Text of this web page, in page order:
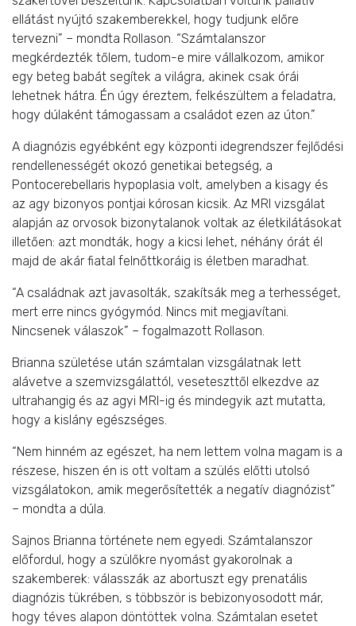
ellátást nyújtó szakemberekkel, hogy tudjunk előre
tervezni” – mondta Rollason. “Számtalanszor
megkérdezték tőlem, tudom-e mire vállalkozom, amikor
egy beteg babát segítek a világra, akinek csak órái
lehetnek hátra. Én úgy éreztem, felkészültem a feladatra,
hogy dúlaként támogassam a családot ezen az úton.”
A diagnózis egyébként egy központi idegrendszer fejlődési
rendellenességét okozó genetikai betegség, a
Pontocerebellaris hypoplasia volt, amelyben a kisagy és
az agy bizonyos pontjai kórosan kicsik. Az MRI vizsgálat
alapján az orvosok bizonytalanok voltak az életkilátásokat
illetően: azt mondták, hogy a kicsi lehet, néhány órát él
majd de akár fiatal felnőttkoráig is életben maradhat.
“A családnak azt javasolták, szakítsák meg a terhességet,
mert erre nincs gyógymód. Nincs mit megjavítani.
Nincsenek válaszok” – fogalmazott Rollason.
Brianna születése után számtalan vizsgálatnak lett
alávetve a szemvizsgálattól, veseteszttől elkezdve az
ultrahangig és az agyi MRI-ig és mindegyik azt mutatta,
hogy a kislány egészséges.
“Nem hinném az egészet, ha nem lettem volna magam is a
részese, hiszen én is ott voltam a szülés előtti utolsó
vizsgálatokon, amik megerősítették a negatív diagnózist”
– mondta a dúla.
Sajnos Brianna története nem egyedi. Számtalanszor
előfordul, hogy a szülőkre nyomást gyakorolnak a
szakemberek: válasszák az abortuszt egy prenatális
diagnózis tükrében, s többször is bebizonyosodott már,
hogy téves alapon döntöttek volna. Számtalan esetet